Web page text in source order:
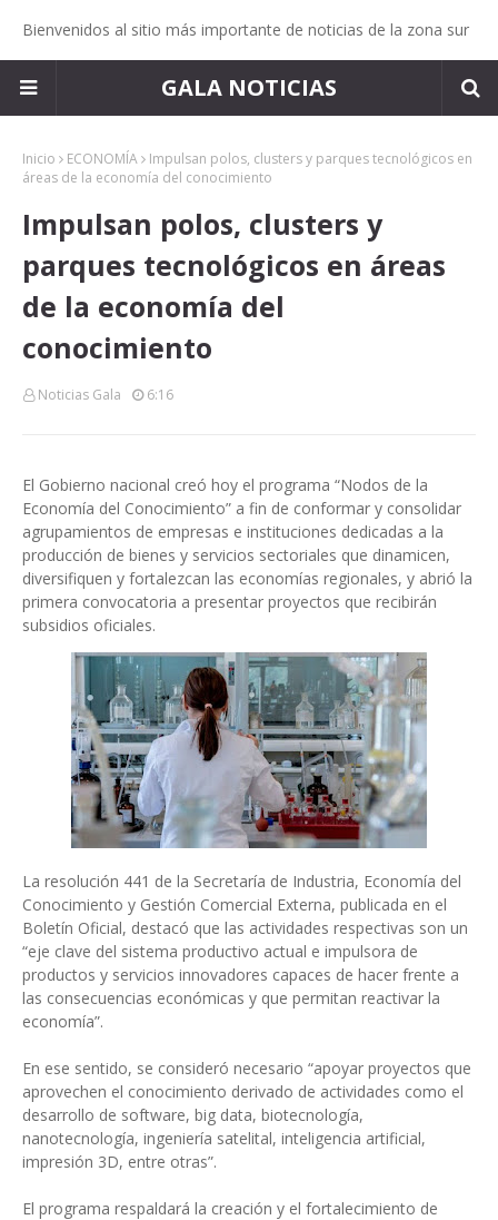
Bienvenidos al sitio más importante de noticias de la zona sur
GALA NOTICIAS
Inicio ECONOMÍA
Impulsan polos, clusters y parques tecnológicos en
áreas de la economía del conocimiento
Impulsan polos, clusters y
parques tecnológicos en áreas
de la economía del
conocimiento
Noticias Gala 6:16
El Gobierno nacional creó hoy el programa “Nodos de la
Economía del Conocimiento” a fin de conformar y consolidar
agrupamientos de empresas e instituciones dedicadas a la
producción de bienes y servicios sectoriales que dinamicen,
diversifiquen y fortalezcan las economías regionales, y abrió la
primera convocatoria a presentar proyectos que recibirán
subsidios oficiales.
La resolución 441 de la Secretaría de Industria, Economía del
Conocimiento y Gestión Comercial Externa, publicada en el
Boletín Oficial, destacó que las actividades respectivas son un
“eje clave del sistema productivo actual e impulsora de
productos y servicios innovadores capaces de hacer frente a
las consecuencias económicas y que permitan reactivar la
economía”.
En ese sentido, se consideró necesario “apoyar proyectos que
aprovechen el conocimiento derivado de actividades como el
desarrollo de software, big data, biotecnología,
nanotecnología, ingeniería satelital, inteligencia artificial,
impresión 3D, entre otras”.
El programa respaldará la creación y el fortalecimiento de